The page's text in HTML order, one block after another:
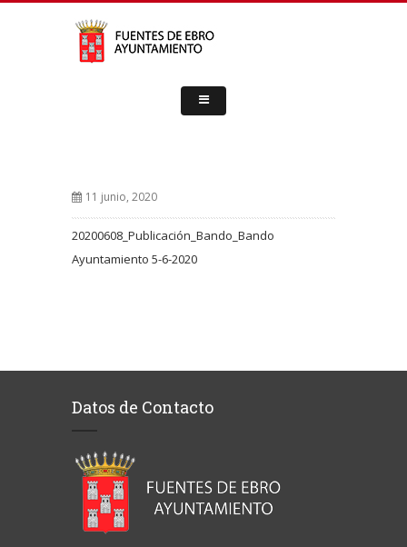
11 junio, 2020
20200608_Publicación_Bando_Bando
Ayuntamiento 5-6-2020
Datos de Contacto